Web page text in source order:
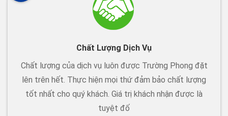
Chất Lượng Dịch Vụ
Chất lượng của dịch vụ luôn được Trường Phong đặt
lên trên hết. Thực hiện mọi thứ đảm bảo chất lượng
tốt nhất cho quý khách. Giá trị khách nhận được là
tuyệt đố